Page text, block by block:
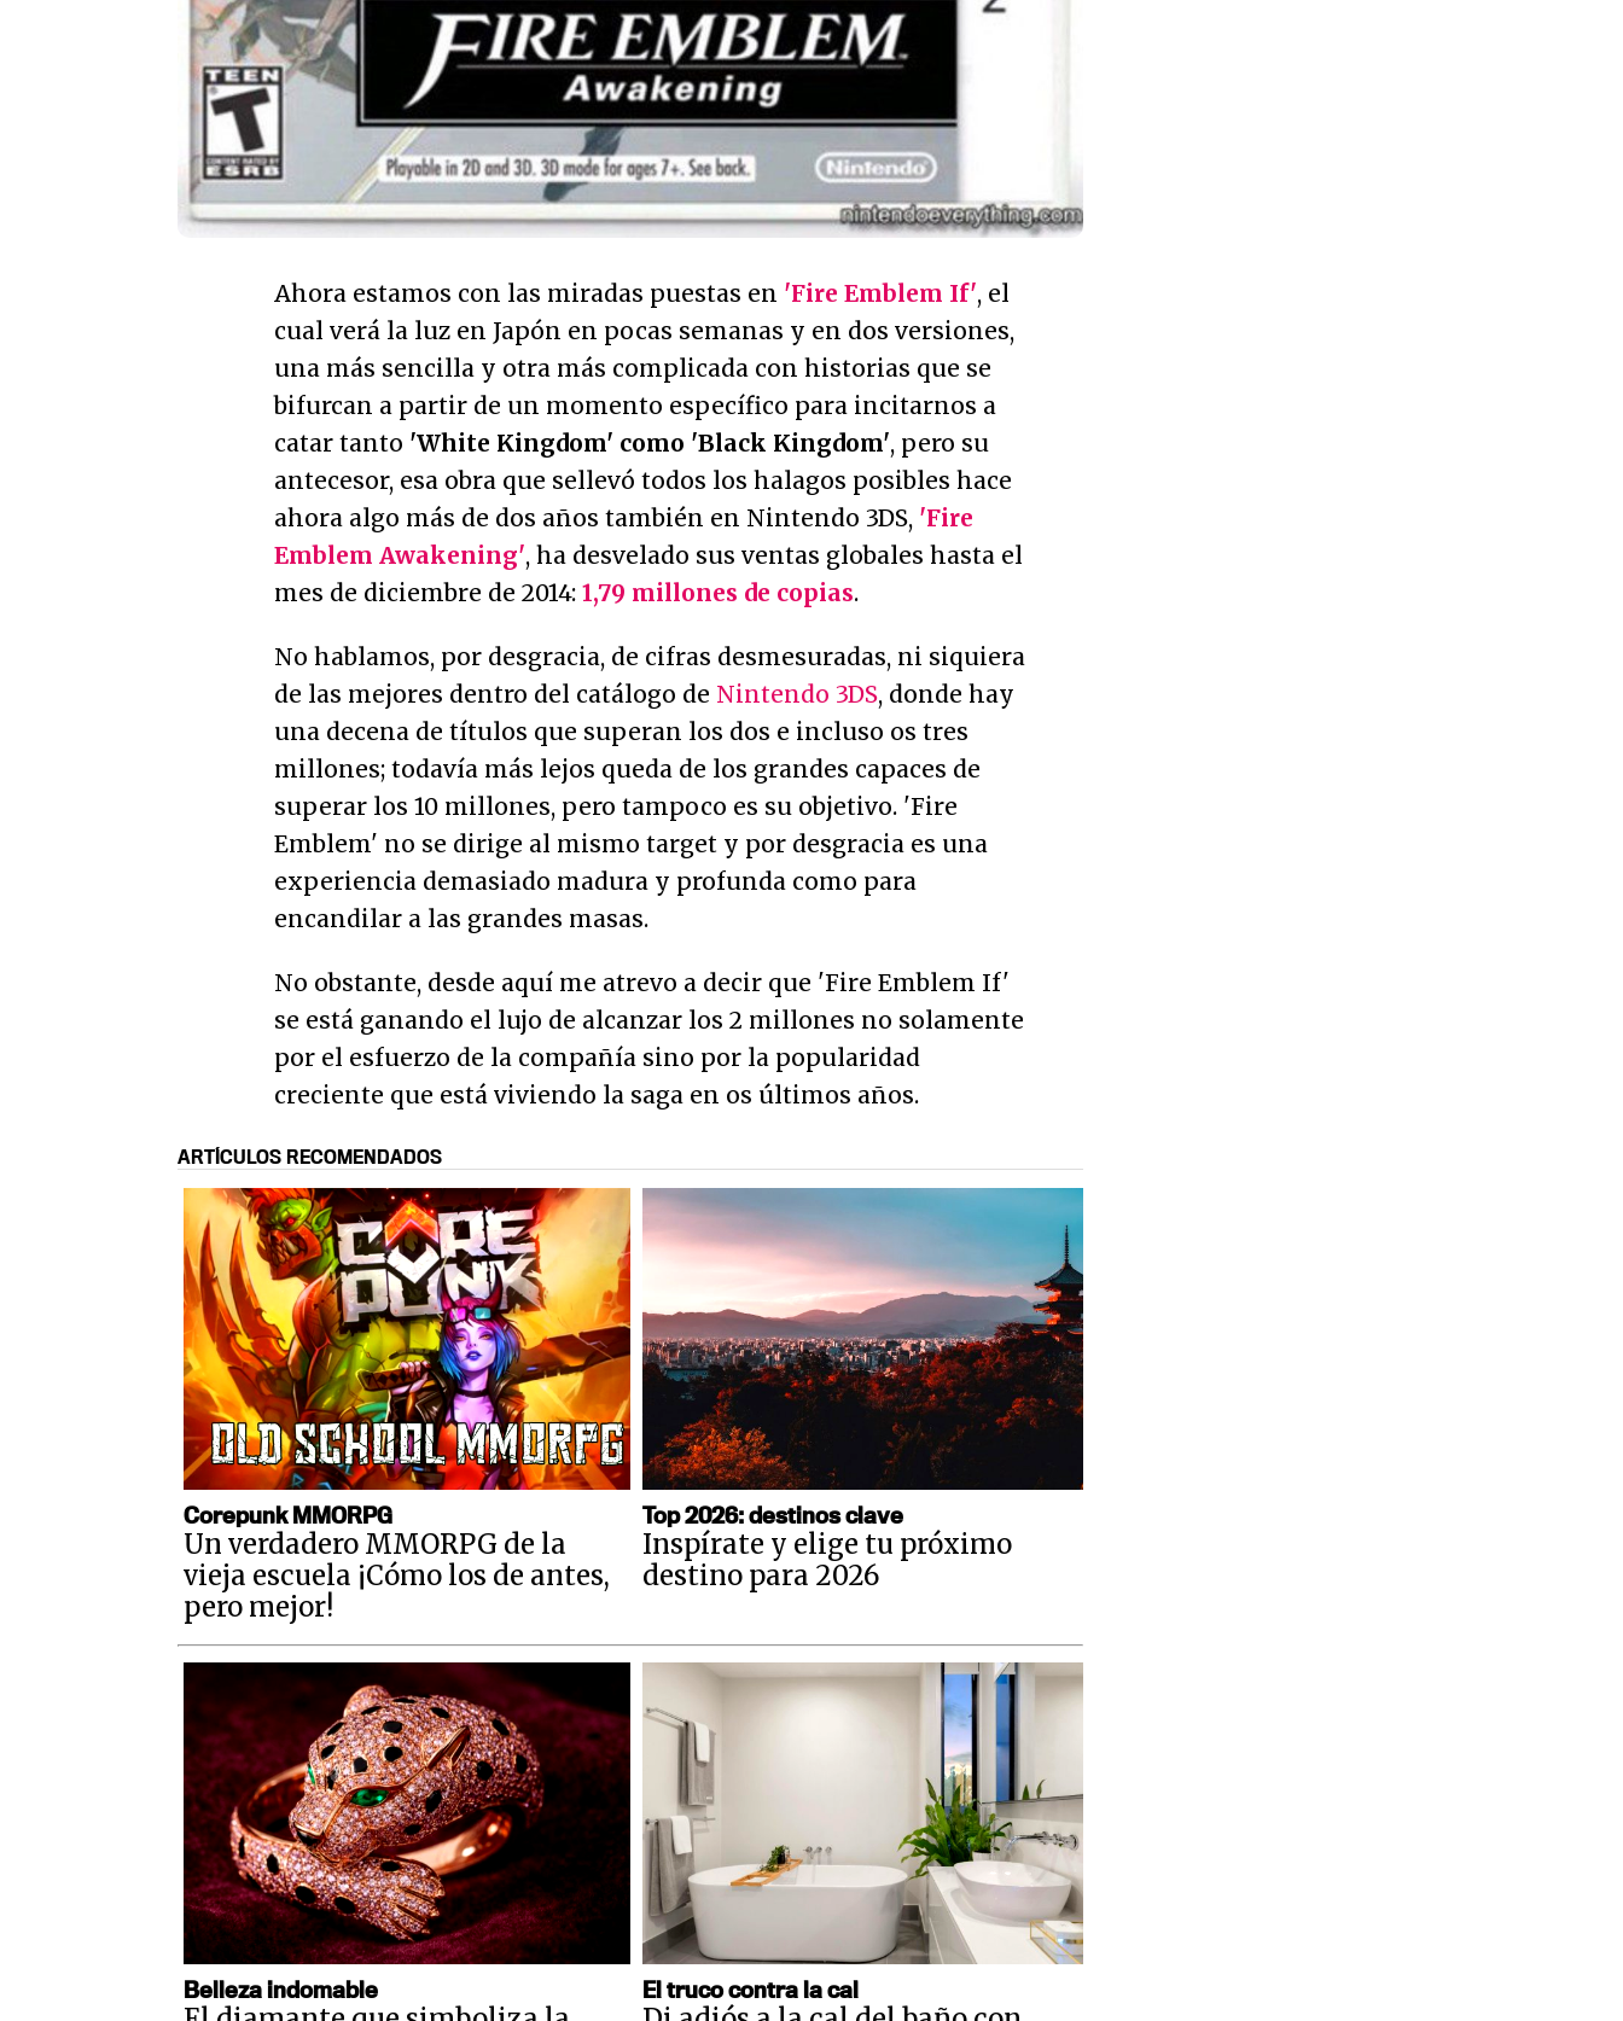
Ahora estamos con las miradas puestas en 'Fire Emblem If', el
cual verá la luz en Japón en pocas semanas y en dos versiones,
una más sencilla y otra más complicada con historias que se
bifurcan a partir de un momento específico para incitarnos a
catar tanto 'White Kingdom' como 'Black Kingdom', pero su
antecesor, esa obra que sellevó todos los halagos posibles hace
ahora algo más de dos años también en Nintendo 3DS, 'Fire
Emblem Awakening', ha desvelado sus ventas globales hasta el
mes de diciembre de 2014: 1,79 millones de copias.
No hablamos, por desgracia, de cifras desmesuradas, ni siquiera
de las mejores dentro del catálogo de Nintendo 3DS, donde hay
una decena de títulos que superan los dos e incluso os tres
millones; todavía más lejos queda de los grandes capaces de
superar los 10 millones, pero tampoco es su objetivo. 'Fire
Emblem' no se dirige al mismo target y por desgracia es una
experiencia demasiado madura y profunda como para
encandilar a las grandes masas.
No obstante, desde aquí me atrevo a decir que 'Fire Emblem If'
se está ganando el lujo de alcanzar los 2 millones no solamente
por el esfuerzo de la compañía sino por la popularidad
creciente que está viviendo la saga en os últimos años.
ARTÍCULOS RECOMENDADOS
Corepunk MMORPG
Un verdadero MMORPG de la
vieja escuela ¡Cómo los de antes,
pero mejor!
Top 2026: destinos clave
Inspírate y elige tu próximo
destino para 2026
Belleza indomable El truco contra la cal